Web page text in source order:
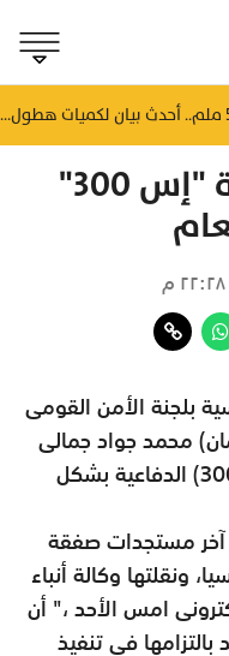
منذ ٢٧ دقيقة الحمراء في الصدارة بـ 56 ملم.. أحدث بيان لكميات هطول الأمطار بسلطنة عُمان
ايران تتسلم منظومة "إس 300"
بلجنة الأمن القومى
محمد جواد جمالى
أن بلاده ستتسلم منظومة (أس 300) الدفاعية بشكل
مستجدات صفقة
وروسيا، ونقلتها وكالة أنباء
امس الأحد ،" أن
فى تنفيذ